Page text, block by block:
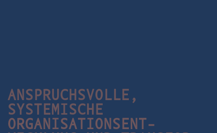
ANSPRUCHSVOLLE,
SYSTEMISCHE
ORGA­NISA­TIONS­ENT­